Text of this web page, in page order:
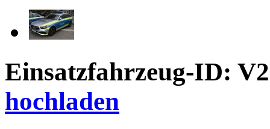
Einsatzfahrzeug-ID:
hochladen